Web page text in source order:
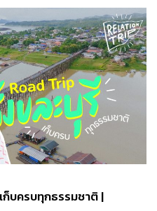
บครบทุกธรรมชาติ |